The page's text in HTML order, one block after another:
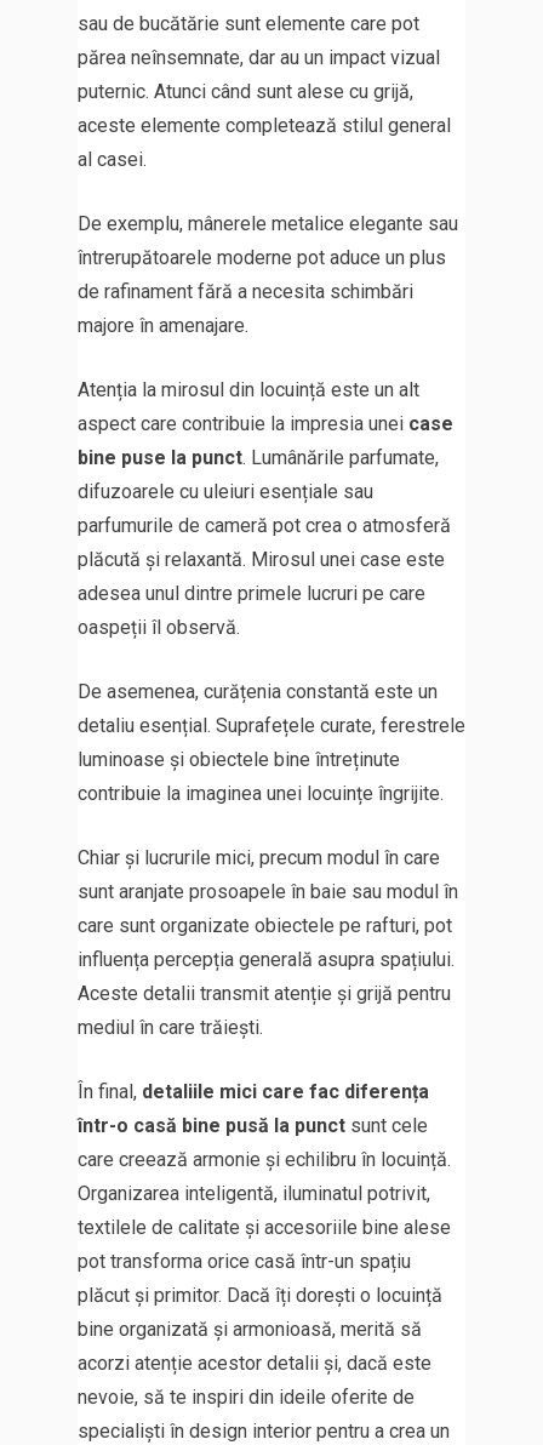
sau de bucătărie sunt elemente care pot
părea neînsemnate, dar au un impact vizual
puternic. Atunci când sunt alese cu grijă,
aceste elemente completează stilul general
al casei.
De exemplu, mânerele metalice elegante sau
întrerupătoarele moderne pot aduce un plus
de rafinament fără a necesita schimbări
majore în amenajare.
Atenția la mirosul din locuință este un alt
aspect care contribuie la impresia unei case
bine puse la punct. Lumânările parfumate,
difuzoarele cu uleiuri esențiale sau
parfumurile de cameră pot crea o atmosferă
plăcută și relaxantă. Mirosul unei case este
adesea unul dintre primele lucruri pe care
oaspeții îl observă.
De asemenea, curățenia constantă este un
detaliu esențial. Suprafețele curate, ferestrele
luminoase și obiectele bine întreținute
contribuie la imaginea unei locuințe îngrijite.
Chiar și lucrurile mici, precum modul în care
sunt aranjate prosoapele în baie sau modul în
care sunt organizate obiectele pe rafturi, pot
influența percepția generală asupra spațiului.
Aceste detalii transmit atenție și grijă pentru
mediul în care trăiești.
În final, detaliile mici care fac diferența
într-o casă bine pusă la punct sunt cele
care creează armonie și echilibru în locuință.
Organizarea inteligentă, iluminatul potrivit,
textilele de calitate și accesoriile bine alese
pot transforma orice casă într-un spațiu
plăcut și primitor. Dacă îți dorești o locuință
bine organizată și armonioasă, merită să
acorzi atenție acestor detalii și, dacă este
nevoie, să te inspiri din ideile oferite de
specialiști în design interior pentru a crea un